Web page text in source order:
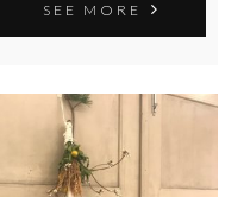
SEE MORE